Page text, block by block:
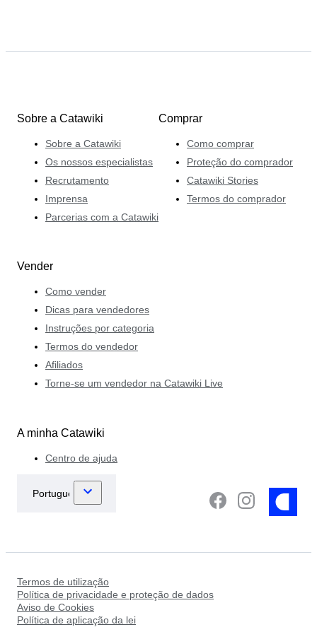
Sobre a Catawiki
Sobre a Catawiki
Os nossos especialistas
Recrutamento
Imprensa
Parcerias com a Catawiki
Comprar
Como comprar
Proteção do comprador
Catawiki Stories
Termos do comprador
Vender
Como vender
Dicas para vendedores
Instruções por categoria
Termos do vendedor
Afiliados
Torne-se um vendedor na Catawiki Live
A minha Catawiki
Centro de ajuda
Termos de utilização
Política de privacidade e proteção de dados
Aviso de Cookies
Política de aplicação da lei